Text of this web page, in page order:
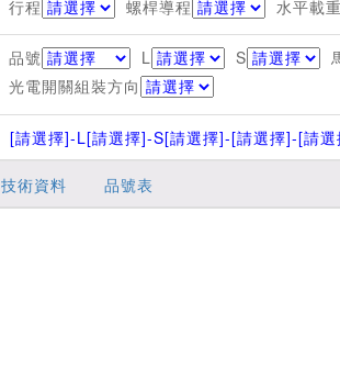
行程 螺桿導程 水平載重
品號 L S
光電開關組裝方向
[請選擇]-L[請選擇]-S[請選擇]-[請選擇]-[請選
技術資料
品號表